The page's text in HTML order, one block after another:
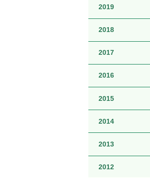
2019
2018
2017
2016
2015
2014
2013
2012